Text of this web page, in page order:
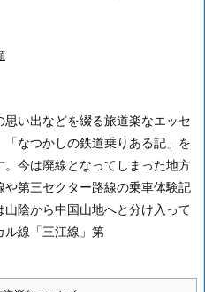
思い出などを綴る旅道楽なエッセ
「なつかしの鉄道乗りある記」を
。今は廃線となってしまった地方
や第三セクター路線の乗車体験記
山陰から中国山地へと分け入って
ル線「三江線」第